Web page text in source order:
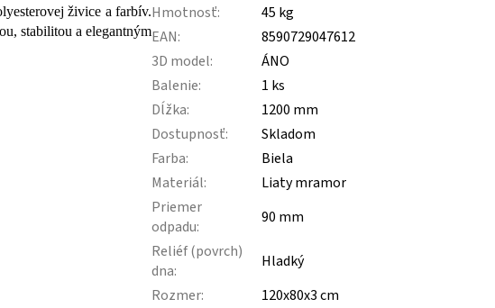
živice a farbív.
stabilitou a elegantným
Hmotnosť:
45 kg
EAN:
8590729047612
3D model:
ÁNO
Balenie:
1 ks
Dĺžka:
1200 mm
Dostupnosť:
Skladom
Farba:
Biela
Materiál:
Liaty mramor
Priemer
odpadu:
90 mm
Reliéf (povrch)
dna:
Hladký
Rozmer:
120x80x3 cm